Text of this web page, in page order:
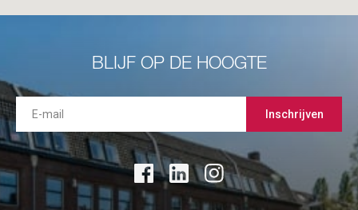
BLIJF OP DE HOOGTE
Inschrijven